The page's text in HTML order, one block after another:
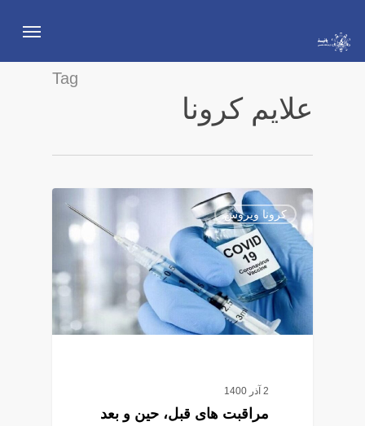
main
Menu
Tag
علایم کرونا
کرونا ویروس
2 آذر 1400
مراقبت های قبل، حین و بعد